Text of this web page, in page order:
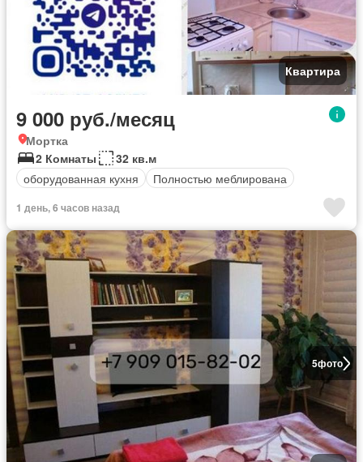
Квартира
9 000 руб./месяц
Мортка
2 Комнаты
32 кв.м
оборудованная кухня
Полностью меблирована
1 день, 6 часов назад
5фото